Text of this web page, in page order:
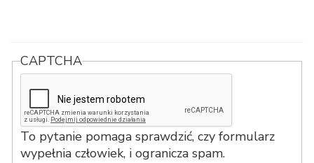
CAPTCHA
To pytanie pomaga sprawdzić, czy formularz
wypełnia człowiek, i ogranicza spam.